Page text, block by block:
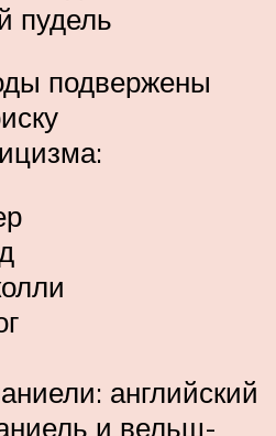
пудель
подвержены
английский
и вельш-